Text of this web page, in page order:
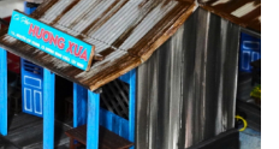
Đời sống
Nhà đẹp
Blog
Tình yêu - Gia đình